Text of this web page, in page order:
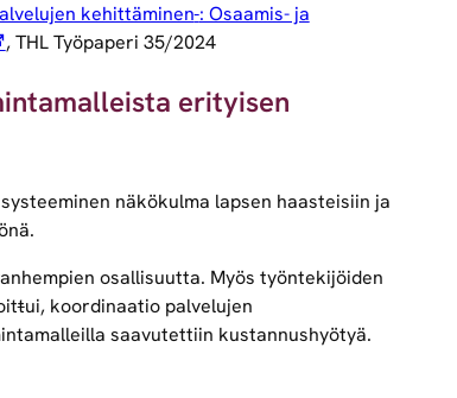
kehittäminen: Osaamis- ja
, THL Työpaperi 35/2024
erityisen
näkökulma lapsen haasteisiin ja
osallisuutta. Myös työntekijöiden
tui, koordinaatio palvelujen
saavutettiin kustannushyötyä.